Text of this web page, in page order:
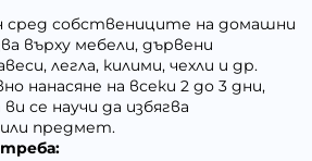
сред собствениците на домашни
върху мебели, дървени
легла, килими, чехли и др.
нанасяне на всеки 2 до 3 дни,
се научи да избягва
предмет.